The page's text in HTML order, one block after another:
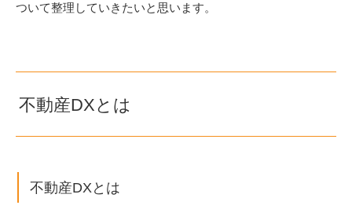
ついて整理していきたいと思います。
不動産DXとは
不動産DXとは